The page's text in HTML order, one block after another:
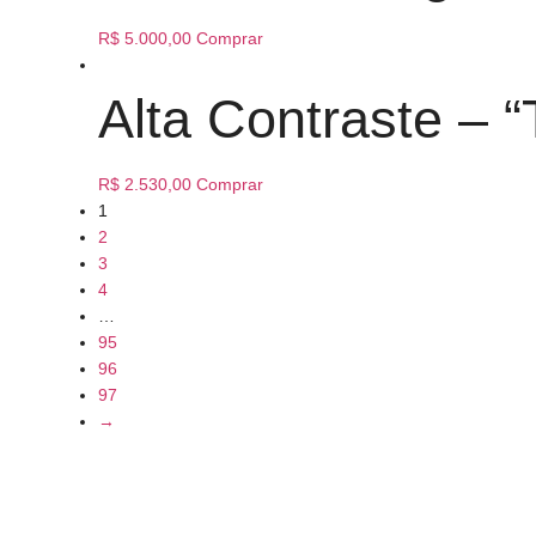
R$ 5.000,00 Comprar
Alta Contraste –
R$ 2.530,00 Comprar
1
2
3
4
95
96
97
→